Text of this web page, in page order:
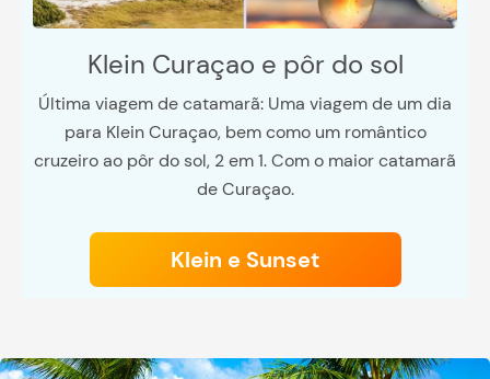
Klein Curaçao e pôr do sol
Última viagem de catamarã: Uma viagem de um dia
para Klein Curaçao, bem como um romântico
cruzeiro ao pôr do sol, 2 em 1. Com o maior catamarã
de Curaçao.
Klein e Sunset